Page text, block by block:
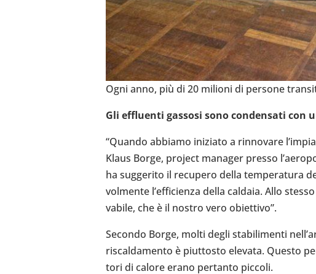
Ogni anno, più di 20 milioni di persone
Gli effluenti gassosi sono con­den­sati con
“Quando abbiamo ini­ziato a rin­no­vare
Klaus Borge, project manager presso
ha sug­ge­rito il recu­pero della tem­pe­ra­tura
vol­mente l’ef­fi­cienza della caldaia. Allo
va­bile, che è il nostro vero obiet­tivo”.
Secondo Borge, molti degli sta­bi­li­menti
riscal­da­mento è piut­to­sto elevata. Questo
tori di calore erano per­tanto piccoli.